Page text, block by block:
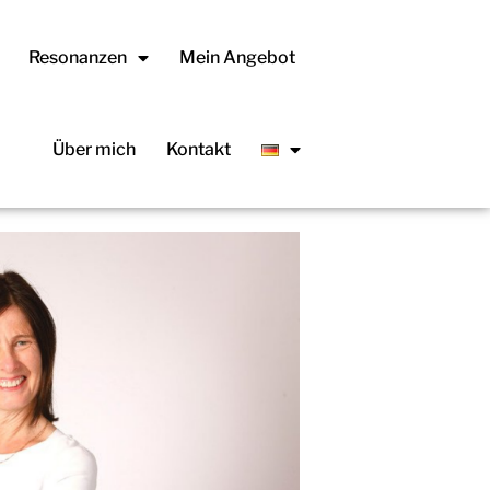
Resonanzen Mein Angebot
Über mich Kontakt